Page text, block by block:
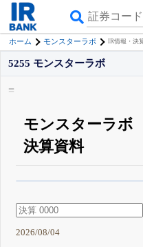
ホーム モンスターラボ IR情報・決
5255 モンスターラボ
モンスターラボ
決算資料
詳しく見られる無料でβ
登録すると永久30%OFF
2026/08/04